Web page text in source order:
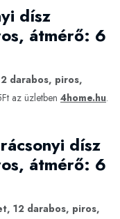
dísz
átmérő: 6
darabos, piros,
az üzletben 4home.hu.
dísz
átmérő: 6
12 darabos, piros,